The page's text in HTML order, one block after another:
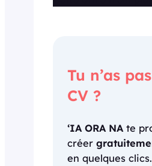
Tu n’as
CV ?
‘IA ORA NA te
créer
en quelques